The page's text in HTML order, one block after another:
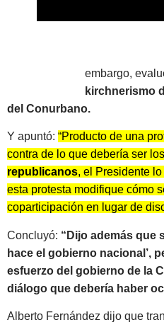
embargo,
kirchnerismo
del Conurbano.
Y apuntó: “Producto de una
contra de lo que debería ser los
republicanos, el Presidente
esta protesta modifique cómo
coparticipación en lugar de
Concluyó: “Dijo además que
hace el gobierno nacional’,
esfuerzo del gobierno de la
diálogo que debería haber
Alberto Fernández dijo que